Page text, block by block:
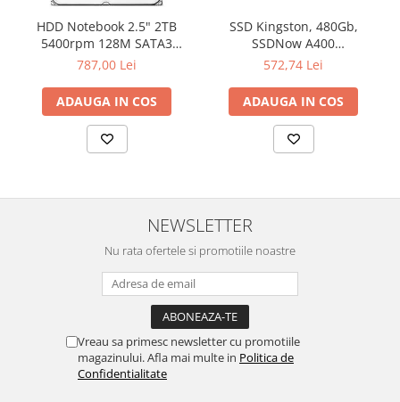
Imprimante 3D
TV, Multimedia & Electronice
Televizoare & accesorii
Multiboard & Accessorii
Cloud si Aplicatii SaaS
Sisteme Videoconferinta
Securitate Date
HDD Notebook 2.5" 2TB
5400rpm 128M SATA3
SEAGATE
787,00 Lei
ADAUGA IN COS
SSD Kingston, 480Gb,
SSDNow A400
"SA400S37/480G"
572,74 Lei
ADAUGA IN COS
NEWSLETTER
Nu rata ofertele si promotiile noastre
Vreau sa primesc newsletter cu promotiile
magazinului. Afla mai multe in Politica de
Confidentialitate